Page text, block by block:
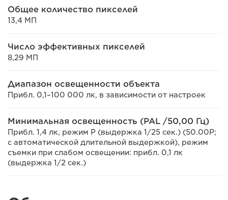
Общее количество пикселей
13,4 МП
Число эффективных пикселей
8,29 МП
Диапазон освещенности объекта
Прибл. 0,1–100 000 лк, в зависимости от настроек
Минимальная освещенность (PAL /50,00 Гц)
Прибл. 1,4 лк, режим P (выдержка 1/25 сек.) (50.00P;
с автоматической длительной выдержкой), режим
съемки при слабом освещении: прибл. 0,1 лк
(выдержка 1/2 сек.)